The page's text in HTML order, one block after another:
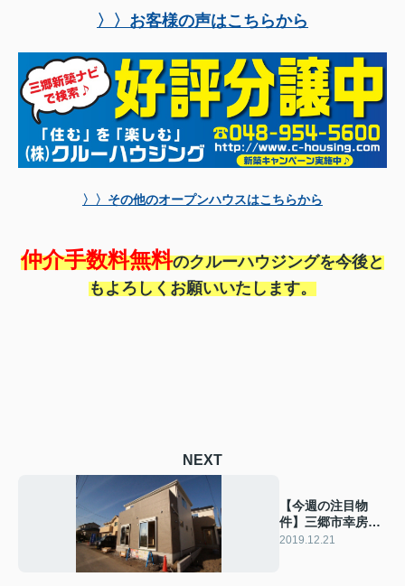
〉〉お客様の声はこちらから
〉〉その他のオープンハウスはこちらから
仲介手数料無料のクルーハウジングを今後と
もよろしくお願いいたします。
NEXT
【今週の注目物
件】三郷市幸房新
築戸建全３棟
2019.12.21